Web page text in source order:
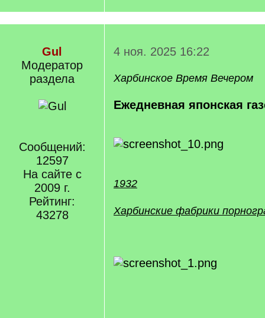
Gul
Модератор
раздела
Сообщений:
12597
На сайте с
2009 г.
Рейтинг:
43278
4 ноя. 2025 16:22
Харбинское Время Вечером
Ежедневная японская
1932
Харбинские фабрики